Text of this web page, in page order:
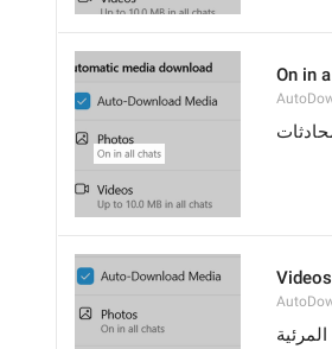
On in
Videos